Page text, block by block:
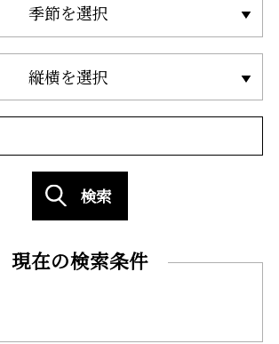
季節を選択
縦横を選択
検索
現在の検索条件